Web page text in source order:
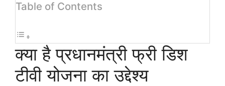
Table of Contents
क्या है प्रधानमंत्री फ्री डिश
टीवी योजना का उद्देश्य